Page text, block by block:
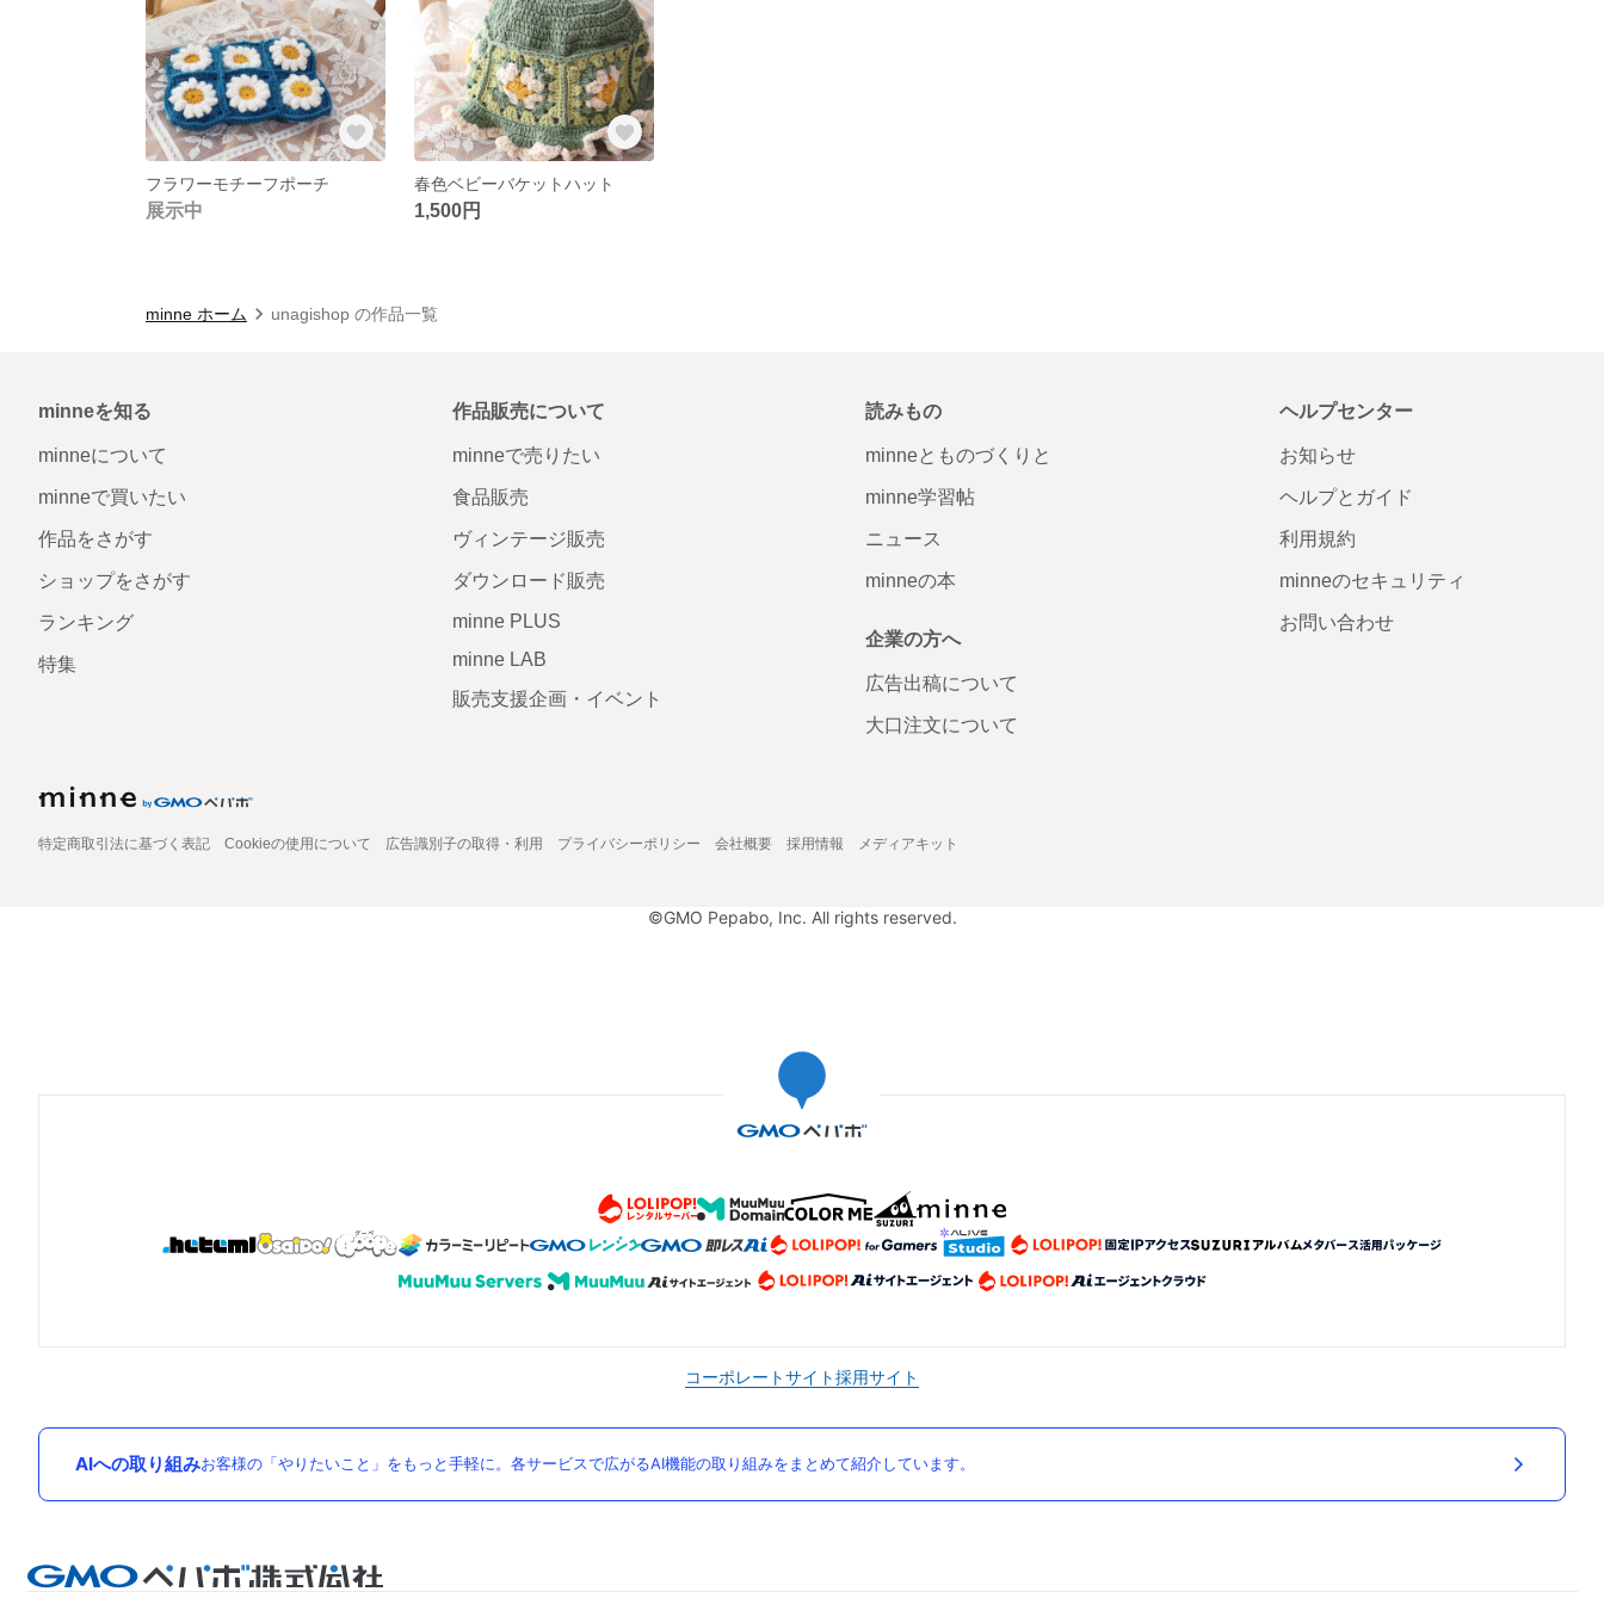
フラワーモチーフポーチ
展示中
春色ベビーバケットハット
1,500円
minne ホーム unagishop の作品一覧
minneを知る
minneについて
minneで買いたい
作品をさがす
ショップをさがす
ランキング
特集
作品販売について
minneで売りたい
食品販売
ヴィンテージ販売
ダウンロード販売
minne PLUS
minne LAB
販売支援企画・イベント
読みもの
minneとものづくりと
minne学習帖
ニュース
minneの本
企業の方へ
広告出稿について
大口注文について
ヘルプセンター
お知らせ
ヘルプとガイド
利用規約
minneのセキュリティ
お問い合わせ
特定商取引法に基づく表記 Cookieの使用について 広告識別子の取得・利用 プライバシーポリシー 会社概要 採用情報 メディアキット
©GMO Pepabo, Inc. All rights reserved.
コーポレートサイト採用サイト
AIへの取り組みお客様の「やりたいこと」をもっと手軽に。各サービスで広がるAI機能の取り組みをまとめて紹介しています。